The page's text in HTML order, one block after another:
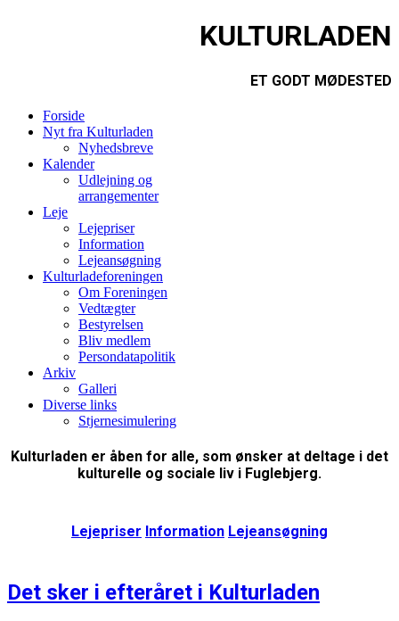
KULTURLADEN
ET GODT MØDESTED
Forside
Nyt fra Kulturladen
Nyhedsbreve
Kalender
Udlejning og
arrangementer
Leje
Lejepriser
Information
Lejeansøgning
Kulturladeforeningen
Om Foreningen
Vedtægter
Bestyrelsen
Bliv medlem
Persondatapolitik
Arkiv
Galleri
Diverse links
Stjernesimulering
Kulturladen er åben for alle, som ønsker at deltage i det
kulturelle og sociale liv i Fuglebjerg.
Lejepriser Information Lejeansøgning
Det sker i efteråret i Kulturladen